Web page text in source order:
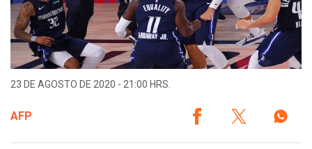
23 DE AGOSTO DE 2020 - 21:00 HRS.
AFP